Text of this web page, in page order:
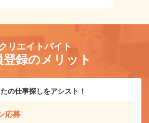
リエイトバイト
登録のメリット
の仕事探しをアシスト！
応募